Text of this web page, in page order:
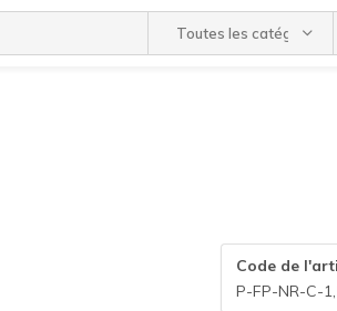
Toutes les catégories
Code de
P-FP-NR-C-